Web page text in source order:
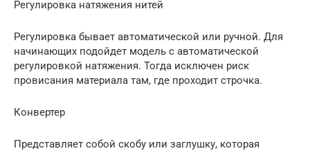
Регулировка натяжения нитей
Регулировка бывает автоматической или ручной. Для
начинающих подойдет модель с автоматической
регулировкой натяжения. Тогда исключен риск
провисания материала там, где проходит строчка.
Конвертер
Представляет собой скобу или заглушку, которая